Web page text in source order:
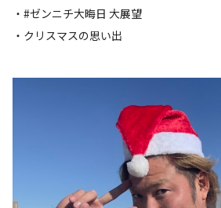
・#ゼンニチ大晦日 大展望
・クリスマスの思い出